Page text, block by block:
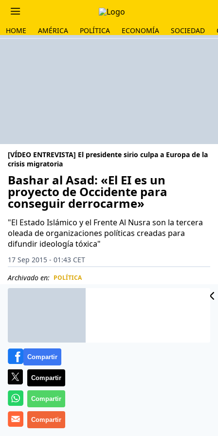
HOME AMÉRICA POLÍTICA ECONOMÍA SOCIEDAD
[VÍDEO ENTREVISTA] El presidente sirio culpa a Europa de la
crisis migratoria
Bashar al Asad: «El EI es un
proyecto de Occidente para
conseguir derrocarme»
"El Estado Islámico y el Frente Al Nusra son la tercera
oleada de organizaciones políticas creadas para
difundir ideología tóxica"
17 Sep 2015 - 01:43 CET
Archivado en: POLÍTICA
Compartir
Compartir
Compartir
Compartir